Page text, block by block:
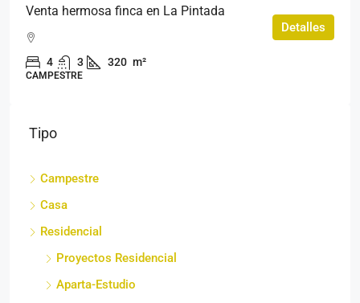
Venta hermosa finca en La Pintada
4 3 320 m²
CAMPESTRE
Detalles
Tipo
Campestre
Casa
Residencial
Proyectos Residencial
Aparta-Estudio